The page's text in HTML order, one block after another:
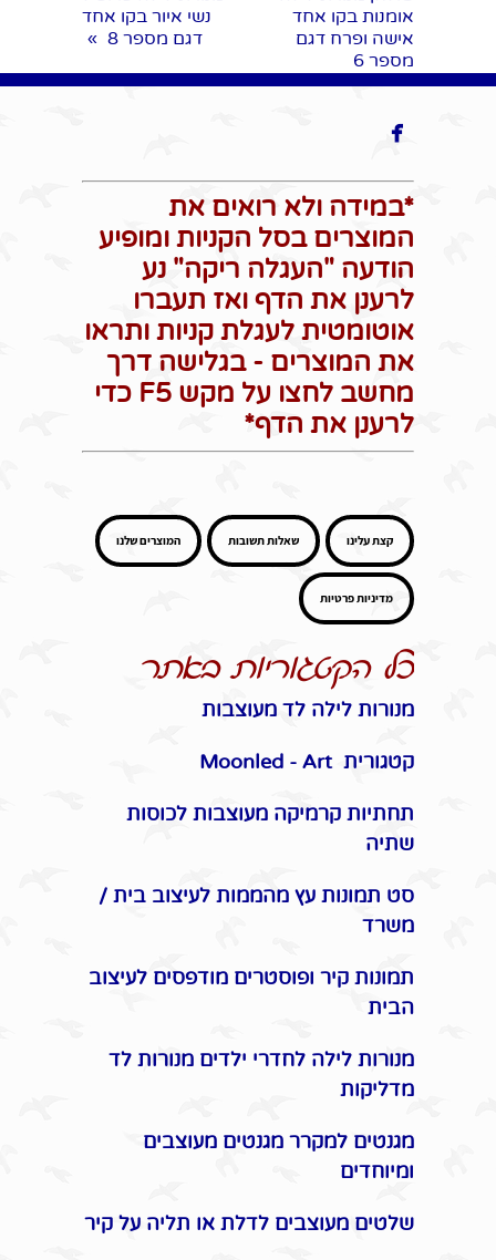
אומנות בקו אחד
אישה ופרח דגם
מספר 6
נשי איור בקו אחד
דגם מספר 8
»

*במידה ולא רואים את
המוצרים בסל הקניות ומופיע
הודעה "העגלה ריקה" נע
לרענן את הדף ואז תעברו
אוטומטית לעגלת קניות ותראו
את המוצרים - בגלישה דרך
מחשב לחצו על מקש F5 כדי
לרענן את הדף*
קצת עלינו שאלות תשובות המוצרים שלנו
מדיניות פרטיות
כל הקטגוריות באתר
מנורות לילה לד מעוצבות
קטגורית Moonled - Art
תחתיות קרמיקה מעוצבות לכוסות
שתיה
סט תמונות עץ מהממות לעיצוב בית /
משרד
תמונות קיר ופוסטרים מודפסים לעיצוב
הבית
מנורות לילה לחדרי ילדים מנורות לד
מדליקות
מגנטים למקרר מגנטים מעוצבים
ומיוחדים
שלטים מעוצבים לדלת או תליה על קיר